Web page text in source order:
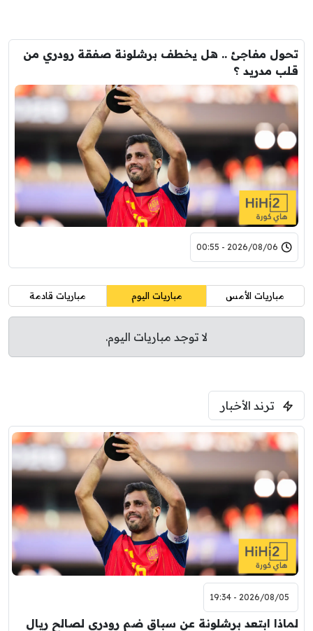
تحول مفاجئ .. هل يخطف برشلونة صفقة رودري من
قلب مدريد ؟
2026/08/06 - 00:55
مباريات الأمس مباريات اليوم مباريات قادمة
لا توجد مباريات اليوم.
ترند الأخبار
2026/08/05 - 19:34
لماذا ابتعد برشلونة عن سباق ضم رودري لصالح ريال